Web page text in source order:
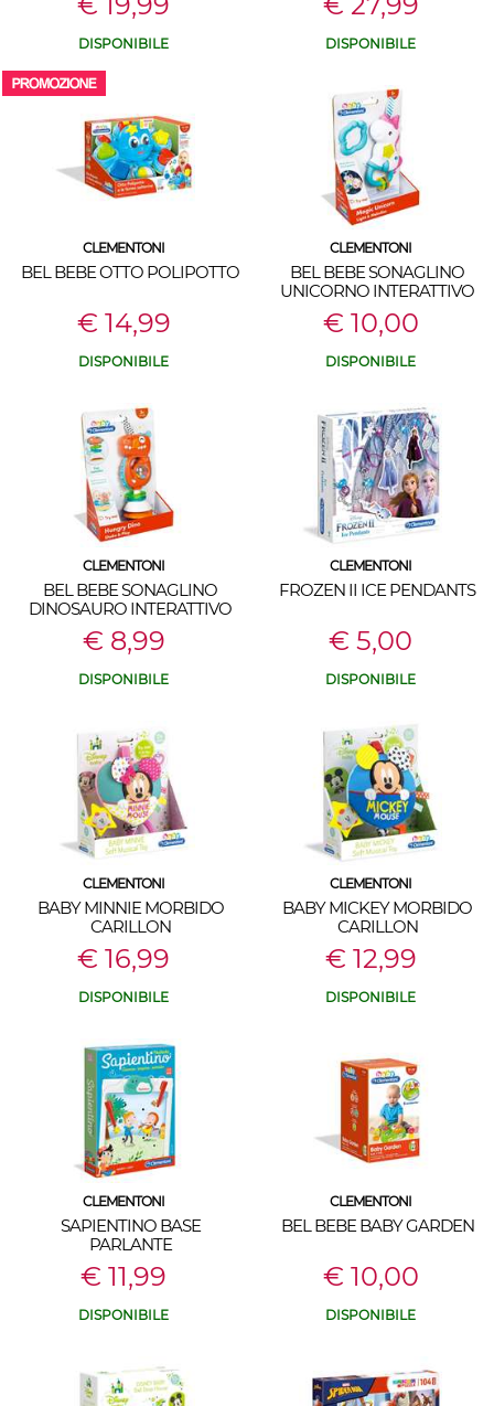
DISPONIBILE DISPONIBILE
CLEMENTONI
BEL BEBE OTTO POLIPOTTO
€ 14,99
DISPONIBILE
CLEMENTONI
BEL BEBE SONAGLINO
UNICORNO INTERATTIVO
€ 10,00
DISPONIBILE
CLEMENTONI
BEL BEBE SONAGLINO
DINOSAURO INTERATTIVO
€ 8,99
DISPONIBILE
CLEMENTONI
FROZEN II ICE PENDANTS
€ 5,00
DISPONIBILE
CLEMENTONI
BABY MINNIE MORBIDO
CARILLON
€ 16,99
DISPONIBILE
CLEMENTONI
BABY MICKEY MORBIDO
CARILLON
€ 12,99
DISPONIBILE
CLEMENTONI
SAPIENTINO BASE
PARLANTE
€ 11,99
DISPONIBILE
CLEMENTONI
BEL BEBE BABY GARDEN
€ 10,00
DISPONIBILE